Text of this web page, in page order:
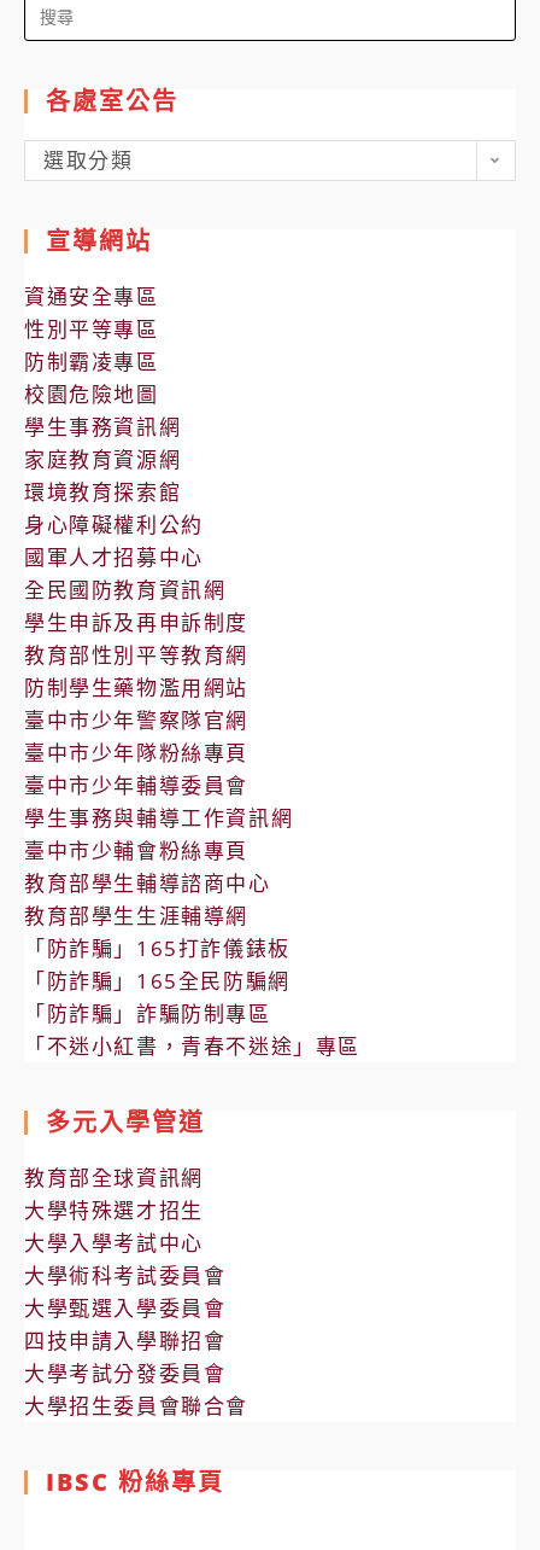
Search
for:
各處室公告
各
處
公
告
選取分類
宣導網站
資通安全專區
性別平等專區
防制霸凌專區
校園危險地圖
學生事務資訊網
家庭教育資源網
環境教育探索館
身心障礙權利公約
國軍人才招募中心
全民國防教育資訊網
學生申訴及再申訴制度
教育部性別平等教育網
防制學生藥物濫用網站
臺中市少年警察隊官網
臺中市少年隊粉絲專頁
臺中市少年輔導委員會
學生事務與輔導工作資訊網
臺中市少輔會粉絲專頁
教育部學生輔導諮商中心
教育部學生生涯輔導網
「防詐騙」165打詐儀錶板
「防詐騙」165全民防騙網
「防詐騙」詐騙防制專區
「不迷小紅書，青春不迷途」專區
多元入學管道
教育部全球資訊網
大學特殊選才招生
大學入學考試中心
大學術科考試委員會
大學甄選入學委員會
四技申請入學聯招會
大學考試分發委員會
大學招生委員會聯合會
IBSC 粉絲專頁